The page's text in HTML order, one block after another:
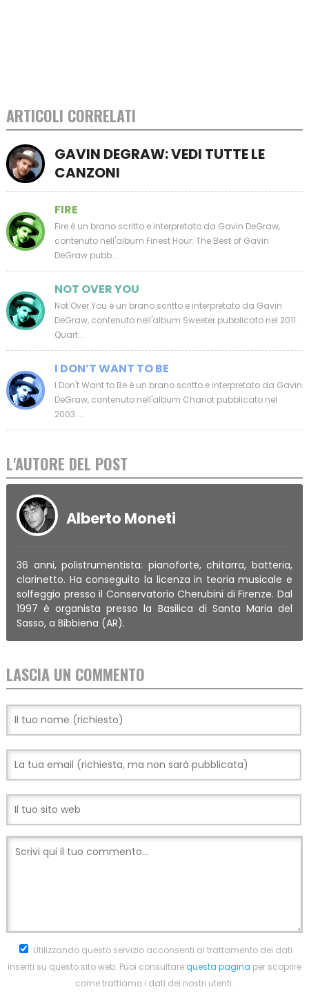
ARTICOLI CORRELATI
GAVIN DEGRAW: VEDI TUTTE LE
CANZONI
FIRE
Fire è un brano scritto e interpretato da Gavin DeGraw,
contenuto nell'album Finest Hour: The Best of Gavin
DeGraw pubb...
NOT OVER YOU
Not Over You è un brano scritto e interpretato da Gavin
DeGraw, contenuto nell'album Sweeter pubblicato nel 2011.
Quart...
I DON’T WANT TO BE
I Don't Want to Be è un brano scritto e interpretato da Gavin
DeGraw, contenuto nell'album Chariot pubblicato nel
2003....
L'AUTORE DEL POST
Alberto Moneti
36 anni, polistrumentista: pianoforte, chitarra, batteria,
clarinetto. Ha conseguito la licenza in teoria musicale e
solfeggio presso il Conservatorio Cherubini di Firenze. Dal
1997 è organista presso la Basilica di Santa Maria del
Sasso, a Bibbiena (AR).
LASCIA UN COMMENTO
Utilizzando questo servizio acconsenti al trattamento dei dati
inseriti su questo sito web. Puoi consultarequesta pagina per scoprire
come trattiamo i dati dei nostri utenti.